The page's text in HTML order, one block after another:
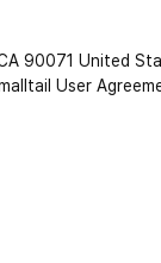
CA 90071 United
User